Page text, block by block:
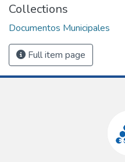
Collections
Documentos Municipales
Full item page